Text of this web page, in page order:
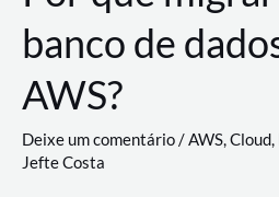
banco de
AWS?
Deixe um comentário/AWS,Cloud,
Jefte Costa